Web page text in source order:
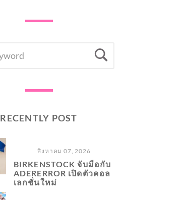
RECENTLY POST
สิงหาคม 07, 2026
BIRKENSTOCK จับมือกับ
ADERERROR เปิดตัวคอล
เลกชั่นใหม่